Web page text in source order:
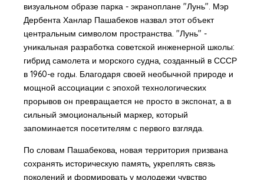
визуальном образе парка - экраноплане "Лунь". Мэр
Дербента Ханлар Пашабеков назвал этот объект
центральным символом пространства. "Лунь" -
уникальная разработка советской инженерной школы:
гибрид самолета и морского судна, созданный в СССР
в 1960-е годы. Благодаря своей необычной природе и
мощной ассоциации с эпохой технологических
прорывов он превращается не просто в экспонат, а в
сильный эмоциональный маркер, который
запоминается посетителям с первого взгляда.
По словам Пашабекова, новая территория призвана
сохранять историческую память, укреплять связь
поколений и формировать у молодежи чувство